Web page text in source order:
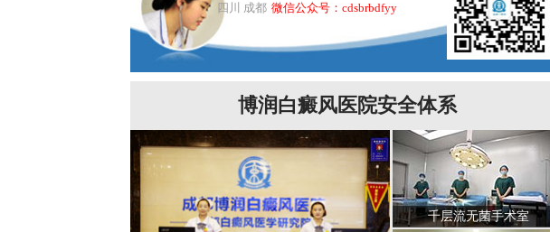
四川 成都 微信公众号：cdsbrbdfyy
博润白癜风医院安全体系
千层流无菌手术室